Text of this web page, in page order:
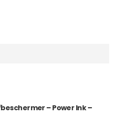
– Power Ink –